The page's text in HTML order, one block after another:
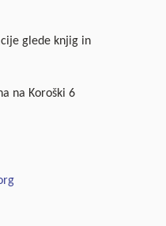
glede knjig in
na Koroški 6